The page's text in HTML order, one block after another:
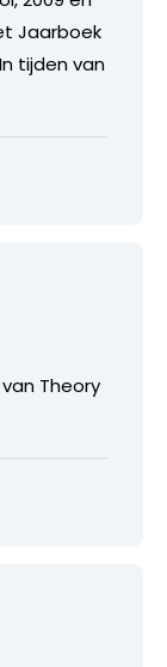
Jaarboek
tijden van
Theory